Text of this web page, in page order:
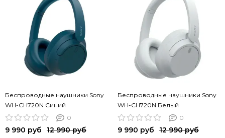
Беспроводные наушники Sony
WH-CH720N Синий
0
9 990 руб 12 990 руб
Беспроводные наушники Sony
WH-CH720N Белый
0
9 990 руб 12 990 руб